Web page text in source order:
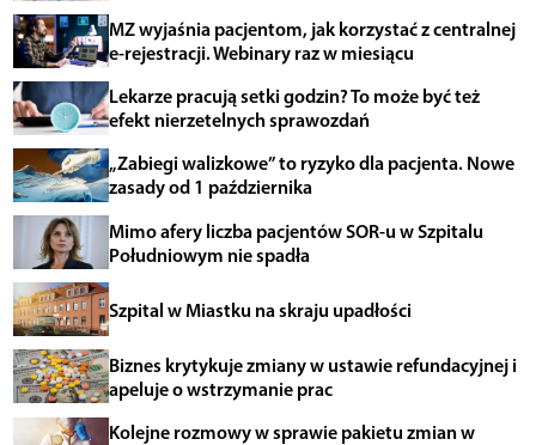
MZ wyjaśnia pacjentom, jak korzystać z centralnej
e-rejestracji. Webinary raz w miesiącu
Lekarze pracują setki godzin? To może być też
efekt nierzetelnych sprawozdań
„Zabiegi walizkowe” to ryzyko dla pacjenta. Nowe
zasady od 1 października
Mimo afery liczba pacjentów SOR-u w Szpitalu
Południowym nie spadła
Szpital w Miastku na skraju upadłości
Biznes krytykuje zmiany w ustawie refundacyjnej i
apeluje o wstrzymanie prac
Kolejne rozmowy w sprawie pakietu zmian w